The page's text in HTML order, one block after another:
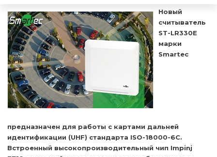
Новый
считыватель
ST-LR330E
марки
Smartec
предназначен для работы с картами дальней
идентификации (UHF) стандарта ISO-18000-6C.
Встроенный высокопроизводительный чип Impinj